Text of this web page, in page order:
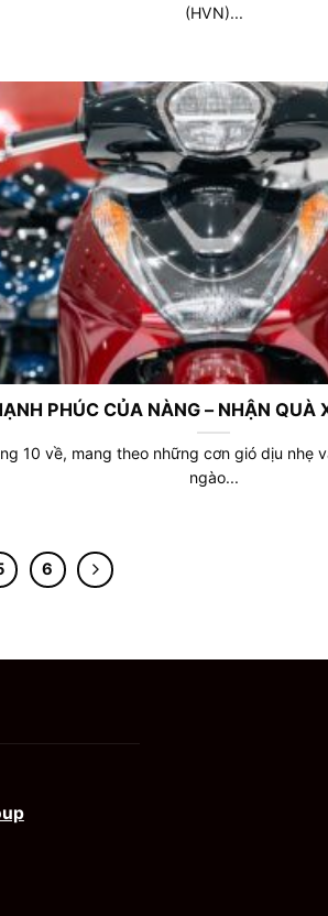
(HVN)...
PHÚC CỦA NÀNG – NHẬN QUÀ
10 về, mang theo những cơn gió dịu nhẹ
ngào...
6